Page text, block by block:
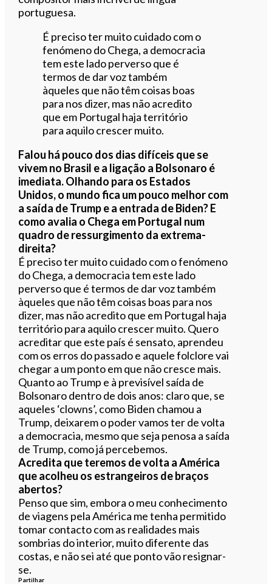
portuguesa.
É preciso ter muito cuidado com o
fenómeno do Chega, a democracia
tem este lado perverso que é
termos de dar voz também
àqueles que não têm coisas boas
para nos dizer, mas não acredito
que em Portugal haja território
para aquilo crescer muito.
Falou há pouco dos dias difíceis que se
vivem no Brasil e a ligação a Bolsonaro é
imediata. Olhando para os Estados
Unidos, o mundo fica um pouco melhor com
a saída de Trump e a entrada de Biden? E
como avalia o Chega em Portugal num
quadro de ressurgimento da extrema-
direita?
É preciso ter muito cuidado com o fenómeno
do Chega, a democracia tem este lado
perverso que é termos de dar voz também
àqueles que não têm coisas boas para nos
dizer, mas não acredito que em Portugal haja
território para aquilo crescer muito. Quero
acreditar que este país é sensato, aprendeu
com os erros do passado e aquele folclore vai
chegar a um ponto em que não cresce mais.
Quanto ao Trump e à previsível saída de
Bolsonaro dentro de dois anos: claro que, se
aqueles ‘clowns’, como Biden chamou a
Trump, deixarem o poder vamos ter de volta
a democracia, mesmo que seja penosa a saída
de Trump, como já percebemos.
Acredita que teremos de volta a América
que acolheu os estrangeiros de braços
abertos?
Penso que sim, embora o meu conhecimento
de viagens pela América me tenha permitido
tomar contacto com as realidades mais
sombrias do interior, muito diferente das
costas, e não sei até que ponto vão resignar-
se.
Partilhar